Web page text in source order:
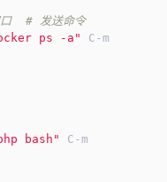
# 发送命令
ps -a" C-m
bash"
C-m